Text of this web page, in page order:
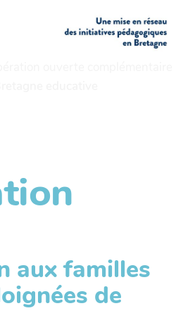
aux familles
de